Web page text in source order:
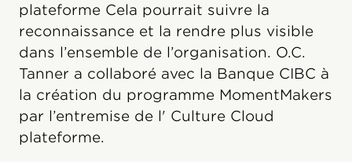
plateforme Cela pourrait suivre la
reconnaissance et la rendre plus visible
dans l’ensemble de l’organisation. O.C.
Tanner a collaboré avec la Banque CIBC à
la création du programme MomentMakers
par l’entremise de l' Culture Cloud
plateforme.